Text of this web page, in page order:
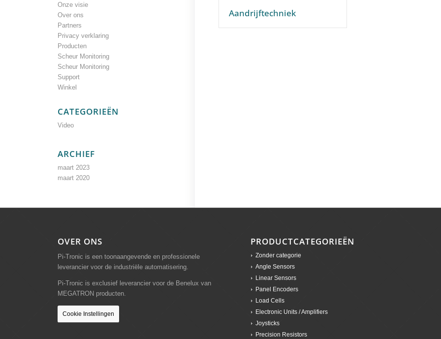
Aandrijftechniek
Onze visie
Over ons
Partners
Privacy verklaring
Producten
Scheur Monitoring
Scheur Monitoring
Support
Winkel
CATEGORIEËN
Video
ARCHIEF
maart 2023
maart 2020
OVER ONS
Pi-Tronic is een toonaangevende en professionele
leverancier voor de industriële automatisering.
Pi-Tronic is exclusief leverancier voor de Benelux van
MEGATRON producten.
Cookie Instellingen
PRODUCTCATEGORIEËN
Zonder categorie
Angle Sensors
Linear Sensors
Panel Encoders
Load Cells
Electronic Units / Amplifiers
Joysticks
Precision Resistors